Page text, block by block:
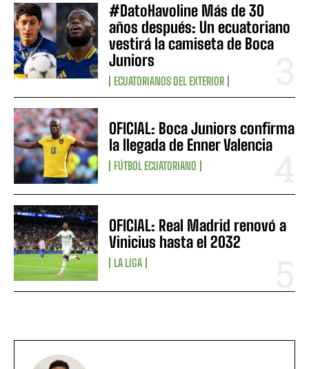
#DatoHavoline Más de 30
años después: Un ecuatoriano
vestirá la camiseta de Boca
Juniors
ECUATORIANOS DEL EXTERIOR
OFICIAL: Boca Juniors confirma
la llegada de Enner Valencia
FÚTBOL ECUATORIANO
OFICIAL: Real Madrid renovó a
Vinicius hasta el 2032
LA LIGA